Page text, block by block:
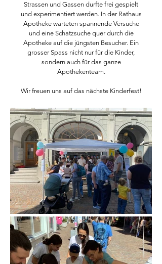
Strassen und Gassen durfte frei gespielt
und experimentiert werden. In der Rathaus
Apotheke warteten spannende Versuche
und eine Schatzsuche quer durch die
Apotheke auf die jüngsten Besucher. Ein
grosser Spass nicht nur für die Kinder,
sondern auch für das ganze
Apothekenteam.
Wir freuen uns auf das nächste Kinderfest!